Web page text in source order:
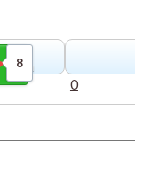
8
Gilla
0